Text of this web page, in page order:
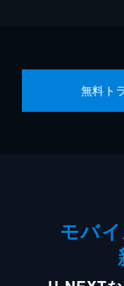
無料ト
モバ